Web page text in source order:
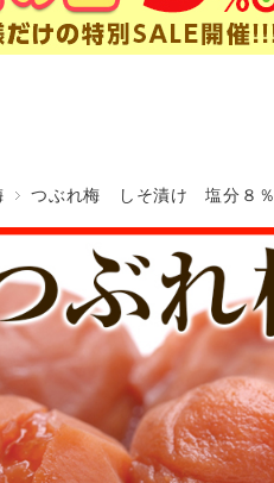
つぶれ梅 しそ漬け 塩分８％